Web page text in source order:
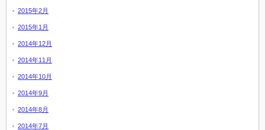
2015年2月
2015年1月
2014年12月
2014年11月
2014年10月
2014年9月
2014年8月
2014年7月